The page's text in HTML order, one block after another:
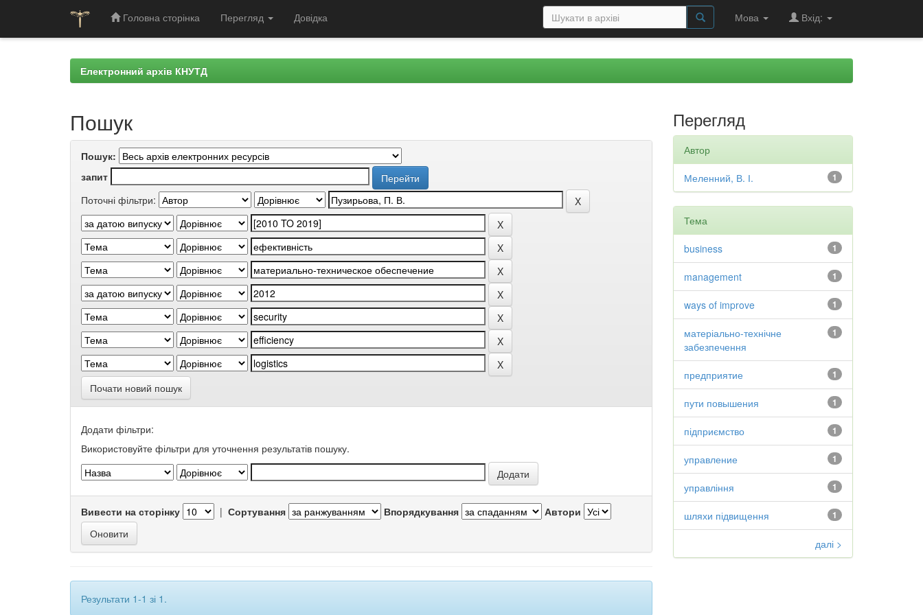
Головна сторінка Перегляд Довідка Мова Вхід:
Електронний архів КНУТД
Пошук
Пошук:
запит
Поточні фільтри:
Почати новий пошук
Додати фільтри:
Використовуйте фільтри для уточнення результатів пошуку.
Вивести на сторінку | Сортування Впорядкування Автори
Результати 1-1 зі 1.
Перегляд
Автор
1
Меленний, В. І.
Тема
1
business
1
management
1
ways of improve
1
матеріально-технічне
забезпечення
1
предприятие
1
пути повышения
1
підприємство
1
управление
1
управління
1
шляхи підвищення
далі >